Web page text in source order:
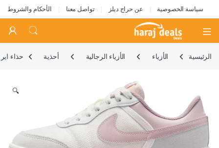
سياسة الخصوصية عن حراج ديلز تواصل معنا الأحكام والشروط
Open
الرئيسية الأزياء الأزياء الرجالية أحذية حذاء
🔍